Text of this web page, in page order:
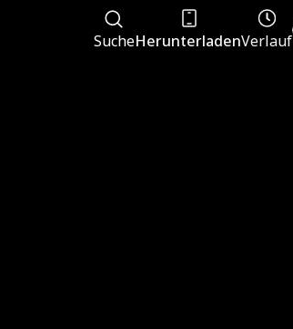
SucheHerunterladenVerlauf